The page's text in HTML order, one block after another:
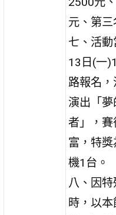
元、第三
七、活
13日(一
路報名，
演出「
者」，
富，特
機1台。
八、因
時，以